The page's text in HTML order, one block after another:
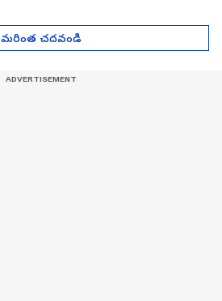
మరింత చదవండి